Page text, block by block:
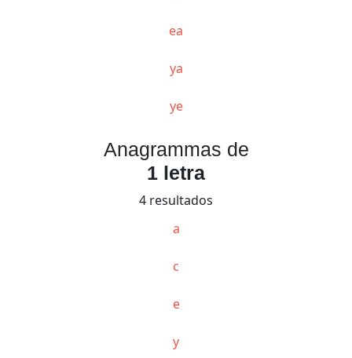
ea
ya
ye
Anagrammas de
1 letra
4 resultados
a
c
e
y